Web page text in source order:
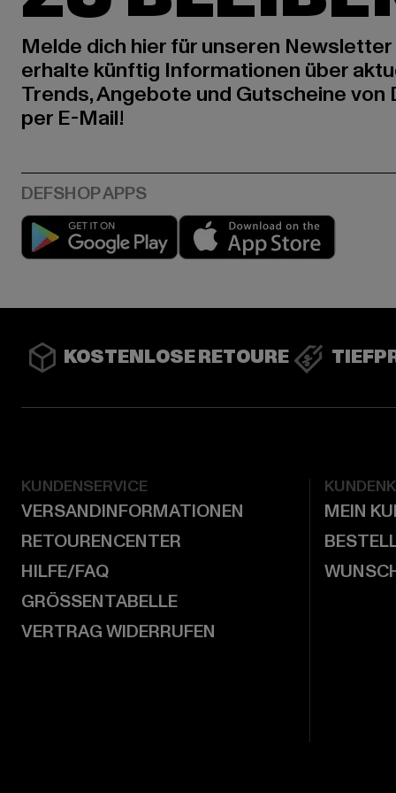
Melde dich hier für unseren Newsletter
erhalte künftig Informationen über
Trends, Angebote und Gutscheine von
per E-Mail!
Play market
KOSTENLOSE RETOURE
KUNDENSERVICE
VERSANDINFORMATIONEN
RETOURENCENTER
HILFE/FAQ
GRÖSSENTABELLE
VERTRAG WIDERRUFEN
MEIN